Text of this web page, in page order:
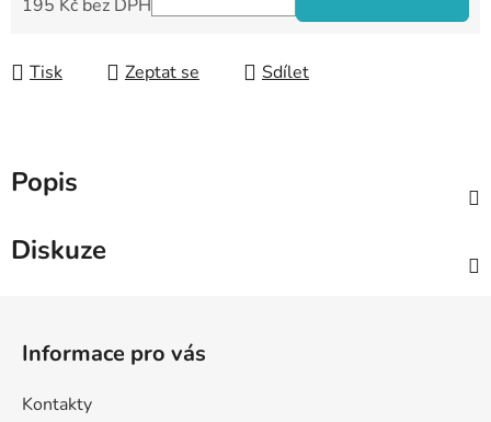
195 Kč bez DPH
Tisk Zeptat se Sdílet
Popis
Diskuze
Informace pro vás
Kontakty